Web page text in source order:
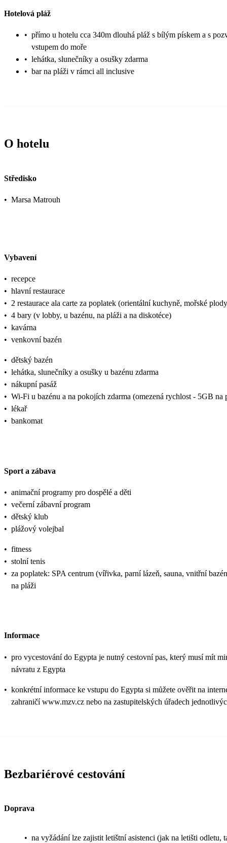
Hotelová pláž
• přímo u hotelu cca 340m dlouhá pláž s bílým pískem a s
vstupem do moře
• lehátka, slunečníky a osušky zdarma
• bar na pláži v rámci all inclusive
O hotelu
Středisko
• Marsa Matrouh
Vybavení
• recepce
• hlavní restaurace
• 2 restaurace ala carte za poplatek (orientální kuchyně, mořské
• 4 bary (v lobby, u bazénu, na pláži a na diskotéce)
• kavárna
• venkovní bazén
• dětský bazén
• lehátka, slunečníky a osušky u bazénu zdarma
• nákupní pasáž
• Wi-Fi u bazénu a na pokojích zdarma (omezená rychlost - 5GB na
• lékař
• bankomat
Sport a zábava
• animační programy pro dospělé a děti
• večerní zábavní program
• dětský klub
• plážový volejbal
• fitness
• stolní tenis
• za poplatek: SPA centrum (vířivka, parní lázeň, sauna, vnitřní
na pláži
Informace
• pro vycestování do Egypta je nutný cestovní pas, který musí mít
návratu z Egypta
• konkrétní informace ke vstupu do Egypta si můžete ověřit na
zahraničí www.mzv.cz nebo na zastupitelských úřadech
Bezbariérové cestování
Doprava
• na vyžádání lze zajistit letištní asistenci (jak na letišti odletu,